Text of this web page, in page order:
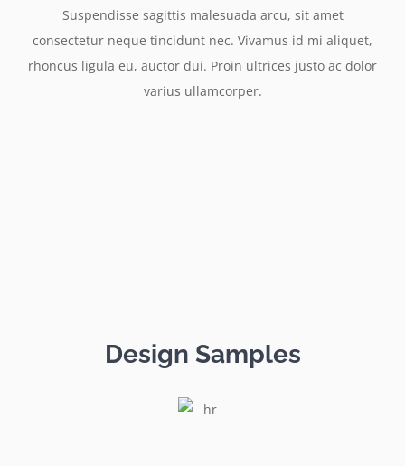
Suspendisse sagittis malesuada arcu, sit amet
consectetur neque tincidunt nec. Vivamus id mi aliquet,
rhoncus ligula eu, auctor dui. Proin ultrices justo ac dolor
varius ullamcorper.
Design Samples